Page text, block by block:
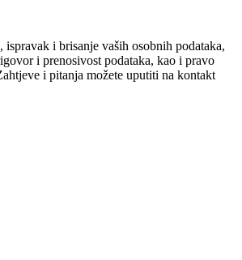
ispravak i brisanje vaših osobnih podataka,
i prenosivost podataka, kao i pravo
i pitanja možete uputiti na kontakt